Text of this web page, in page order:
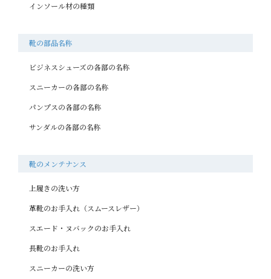
インソール材の種類
靴の部品名称
ビジネスシューズの各部の名称
スニーカーの各部の名称
パンプスの各部の名称
サンダルの各部の名称
靴のメンテナンス
上履きの洗い方
革靴のお手入れ（スムースレザー）
スエード・ヌバックのお手入れ
長靴のお手入れ
スニーカーの洗い方